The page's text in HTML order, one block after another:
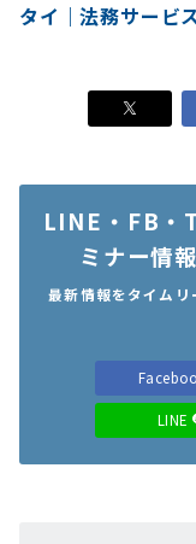
タイ｜法務サービ
LINE・FB・
ミナー情
最新情報をタイムリ
LINE